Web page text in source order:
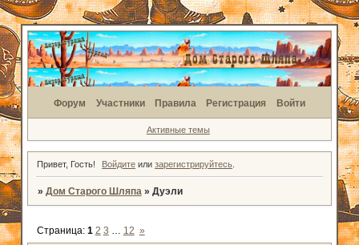
Форум Участники Правила Регистрация Войти
Активные темы
Привет, Гость! Войдите илизарегистрируйтесь
» Дом Старого Шляпа » Дуэли
Страница: 1 2 3 … 12 »